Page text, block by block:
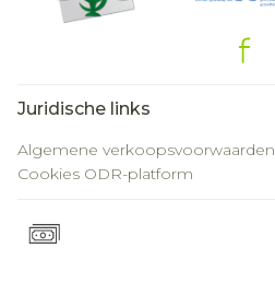
Juridische links
Algemene verkoopsvoorwaarden
Cookies ODR-platform